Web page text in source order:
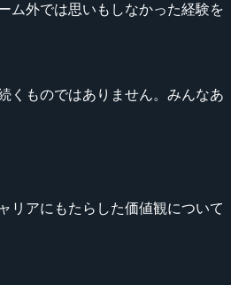
ム外では思いもしなかった経験を
くものではありません。みんなあ
リアにもたらした価値観について